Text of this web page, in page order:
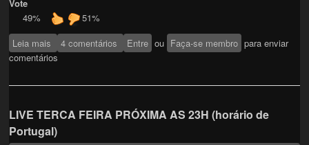
Vote
49%
51%
Leia mais sobre SENTIDOS
4 comentários Entre ou Faça-se membro para enviar
comentários
LIVE TERCA FEIRA PRÓXIMA AS 23H (horário de
Portugal)